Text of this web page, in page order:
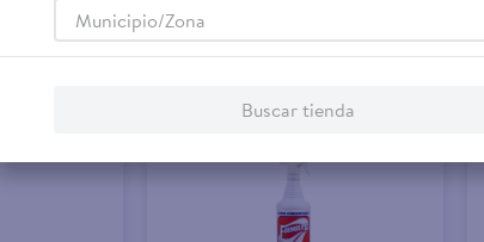
Municipio/Zona
Buscar tienda